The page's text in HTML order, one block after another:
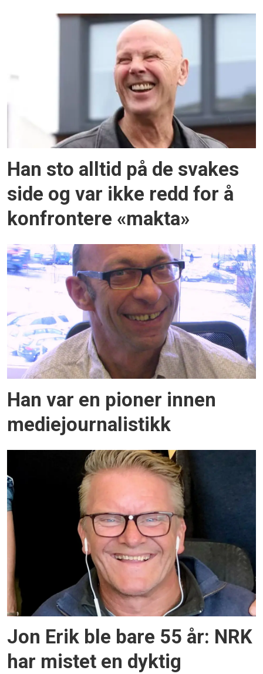
Han sto alltid på de svakes
side og var ikke redd for å
konfrontere «makta»
Han var en pioner innen
mediejournalistikk
Jon Erik ble bare 55 år: NRK
har mistet en dyktig